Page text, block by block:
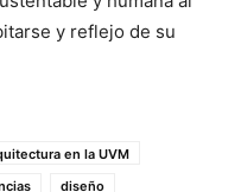
y reflejo de su
en la UVM
diseño